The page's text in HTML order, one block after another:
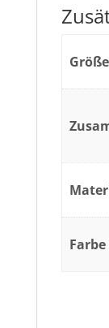
Größe
Farbe